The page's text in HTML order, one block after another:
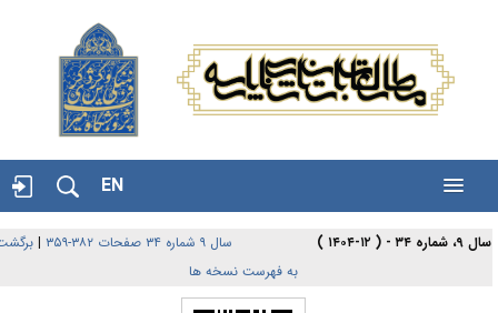
EN
۳۴ - ( ۱۲-۱۴۰۴ ) سال ۹ شماره ۳۴ صفحات ۳۸۲-۳۵۹ | برگشت
به فهرست نسخه ها